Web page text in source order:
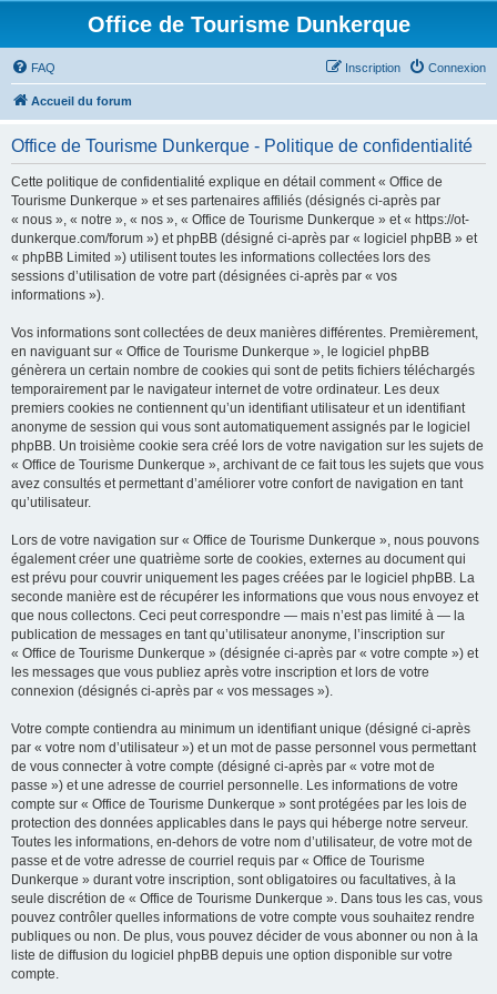
Office de Tourisme Dunkerque
FAQ Connexion
Inscription
Accueil du forum
Office de Tourisme Dunkerque - Politique de confidentialité
Cette politique de confidentialité explique en détail comment « Office de
Tourisme Dunkerque » et ses partenaires affiliés (désignés ci-après par
« nous », « notre », « nos », « Office de Tourisme Dunkerque » et « https://ot-
dunkerque.com/forum ») et phpBB (désigné ci-après par « logiciel phpBB » et
« phpBB Limited ») utilisent toutes les informations collectées lors des
sessions d’utilisation de votre part (désignées ci-après par « vos
informations »).
Vos informations sont collectées de deux manières différentes. Premièrement,
en naviguant sur « Office de Tourisme Dunkerque », le logiciel phpBB
génèrera un certain nombre de cookies qui sont de petits fichiers téléchargés
temporairement par le navigateur internet de votre ordinateur. Les deux
premiers cookies ne contiennent qu’un identifiant utilisateur et un identifiant
anonyme de session qui vous sont automatiquement assignés par le logiciel
phpBB. Un troisième cookie sera créé lors de votre navigation sur les sujets de
« Office de Tourisme Dunkerque », archivant de ce fait tous les sujets que vous
avez consultés et permettant d’améliorer votre confort de navigation en tant
qu’utilisateur.
Lors de votre navigation sur « Office de Tourisme Dunkerque », nous pouvons
également créer une quatrième sorte de cookies, externes au document qui
est prévu pour couvrir uniquement les pages créées par le logiciel phpBB. La
seconde manière est de récupérer les informations que vous nous envoyez et
que nous collectons. Ceci peut correspondre — mais n’est pas limité à — la
publication de messages en tant qu’utilisateur anonyme, l’inscription sur
« Office de Tourisme Dunkerque » (désignée ci-après par « votre compte ») et
les messages que vous publiez après votre inscription et lors de votre
connexion (désignés ci-après par « vos messages »).
Votre compte contiendra au minimum un identifiant unique (désigné ci-après
par « votre nom d’utilisateur ») et un mot de passe personnel vous permettant
de vous connecter à votre compte (désigné ci-après par « votre mot de
passe ») et une adresse de courriel personnelle. Les informations de votre
compte sur « Office de Tourisme Dunkerque » sont protégées par les lois de
protection des données applicables dans le pays qui héberge notre serveur.
Toutes les informations, en-dehors de votre nom d’utilisateur, de votre mot de
passe et de votre adresse de courriel requis par « Office de Tourisme
Dunkerque » durant votre inscription, sont obligatoires ou facultatives, à la
seule discrétion de « Office de Tourisme Dunkerque ». Dans tous les cas, vous
pouvez contrôler quelles informations de votre compte vous souhaitez rendre
publiques ou non. De plus, vous pouvez décider de vous abonner ou non à la
liste de diffusion du logiciel phpBB depuis une option disponible sur votre
compte.